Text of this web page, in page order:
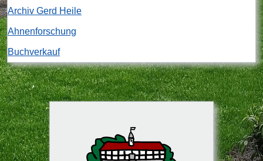
Archiv Gerd Heile
Ahnenforschung
Buchverkauf